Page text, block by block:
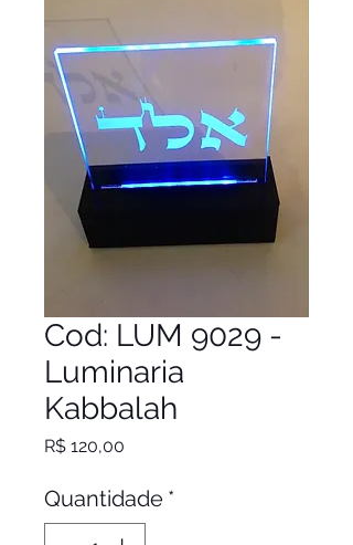
Cod: LUM 9029 -
Luminaria
Kabbalah
R$ 120,00
Quantidade *